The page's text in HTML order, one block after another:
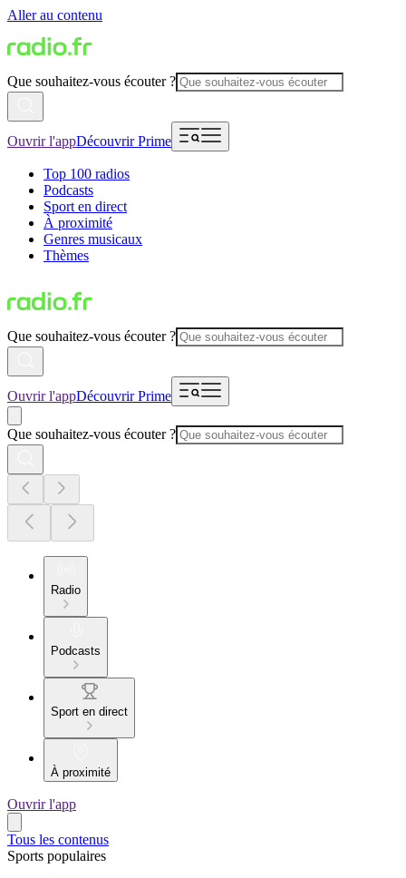
Aller au contenu
Que souhaitez-vous écouter ?
Ouvrir l'appDécouvrir Prime
Top 100 radios
Podcasts
Sport en direct
À proximité
Genres musicaux
Thèmes
Que souhaitez-vous écouter ?
Ouvrir l'appDécouvrir Prime
Que souhaitez-vous écouter ?
Radio
Podcasts
Sport en direct
À proximité
Ouvrir l'app
Tous les contenus
Sports populaires